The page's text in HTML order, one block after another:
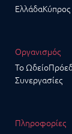
ΕλλάδαΚύπρος
Οργανισμός
Το Ωδείο
Συνεργασίες
Πληροφορίες